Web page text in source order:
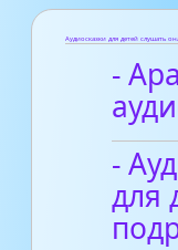
Аудиосказки для детей слушать
-
-
для